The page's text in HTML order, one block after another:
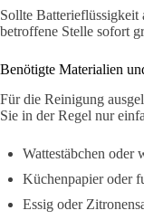
Sollte Batterieflüssigkeit
betroffene Stelle sofort
Benötigte Materialien
Für die Reinigung
Sie in der Regel nur
Wattestäbchen oder
Küchenpapier oder
Essig oder